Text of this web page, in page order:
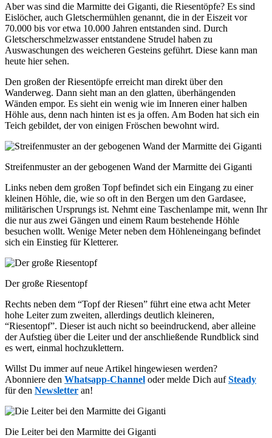
Aber was sind die Marmitte dei Giganti, die Riesentöpfe? Es sind
Eislöcher, auch Gletschermühlen genannt, die in der Eiszeit vor
70.000 bis vor etwa 10.000 Jahren entstanden sind. Durch
Gletscherschmelzwasser entstandene Strudel haben zu
Auswaschungen des weicheren Gesteins geführt. Diese kann man
heute hier sehen.
Den großen der Riesentöpfe erreicht man direkt über den
Wanderweg. Dann sieht man an den glatten, überhängenden
Wänden empor. Es sieht ein wenig wie im Inneren einer halben
Höhle aus, denn nach hinten ist es ja offen. Am Boden hat sich ein
Teich gebildet, der von einigen Fröschen bewohnt wird.
Streifenmuster an der gebogenen Wand der Marmitte dei Giganti
Links neben dem großen Topf befindet sich ein Eingang zu einer
kleinen Höhle, die, wie so oft in den Bergen um den Gardasee,
militärischen Ursprungs ist. Nehmt eine Taschenlampe mit, wenn Ihr
die nur aus zwei Gängen und einem Raum bestehende Höhle
besuchen wollt. Wenige Meter neben dem Höhleneingang befindet
sich ein Einstieg für Kletterer.
Der große Riesentopf
Rechts neben dem “Topf der Riesen” führt eine etwa acht Meter
hohe Leiter zum zweiten, allerdings deutlich kleineren,
“Riesentopf”. Dieser ist auch nicht so beeindruckend, aber alleine
der Aufstieg über die Leiter und der anschließende Rundblick sind
es wert, einmal hochzuklettern.
Willst Du immer auf neue Artikel hingewiesen werden?
Abonniere den Whatsapp-Channel oder melde Dich aufSteady
für den Newsletter an!
Die Leiter bei den Marmitte dei Giganti